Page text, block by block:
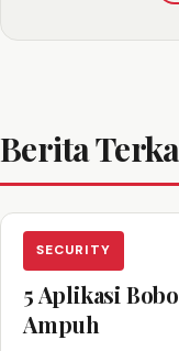
Berita
SECURITY
5 Aplikasi
Ampuh